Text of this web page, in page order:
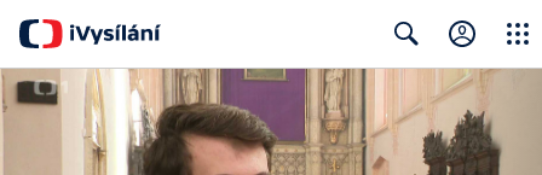
Close